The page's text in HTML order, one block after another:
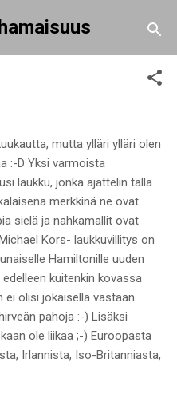
mutta ylläri ylläri olen
:-D Yksi varmoista
laukku, jonka ajattelin tällä
merkkinä ne ovat
sielä ja nahkamallit ovat
Kors- laukkuvillitys on
Hamiltonille uuden
kuitenkin kovassa
olisi jokaisella vastaan
pahoja :-) Lisäksi
ole liikaa ;-) Euroopasta
Irlannista, Iso-Britanniasta,